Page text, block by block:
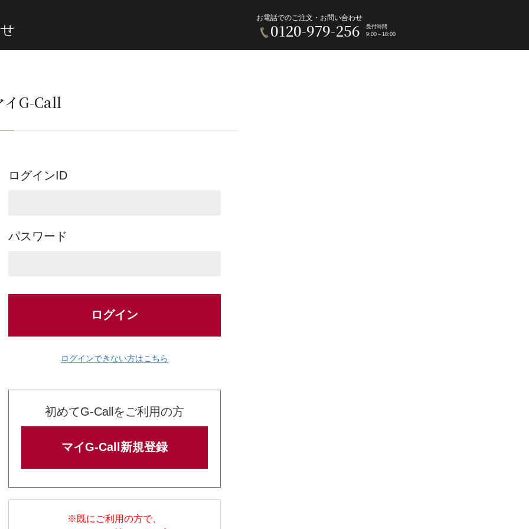
お電話でのご注文・お問い合わせ
0120-979-256
受付時間
9:00～18:00
イG-Call
ログインID
パスワード
ログイン
ログインできない方はこちら
初めてG-Callをご利用の方
マイG-Call新規登録
※既にご利用の方で、